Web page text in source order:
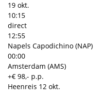
19 okt.
10:15
direct
12:55
Napels Capodichino (NAP)
00:00
Amsterdam (AMS)
+€ 98,- p.p.
Heenreis 12 okt.